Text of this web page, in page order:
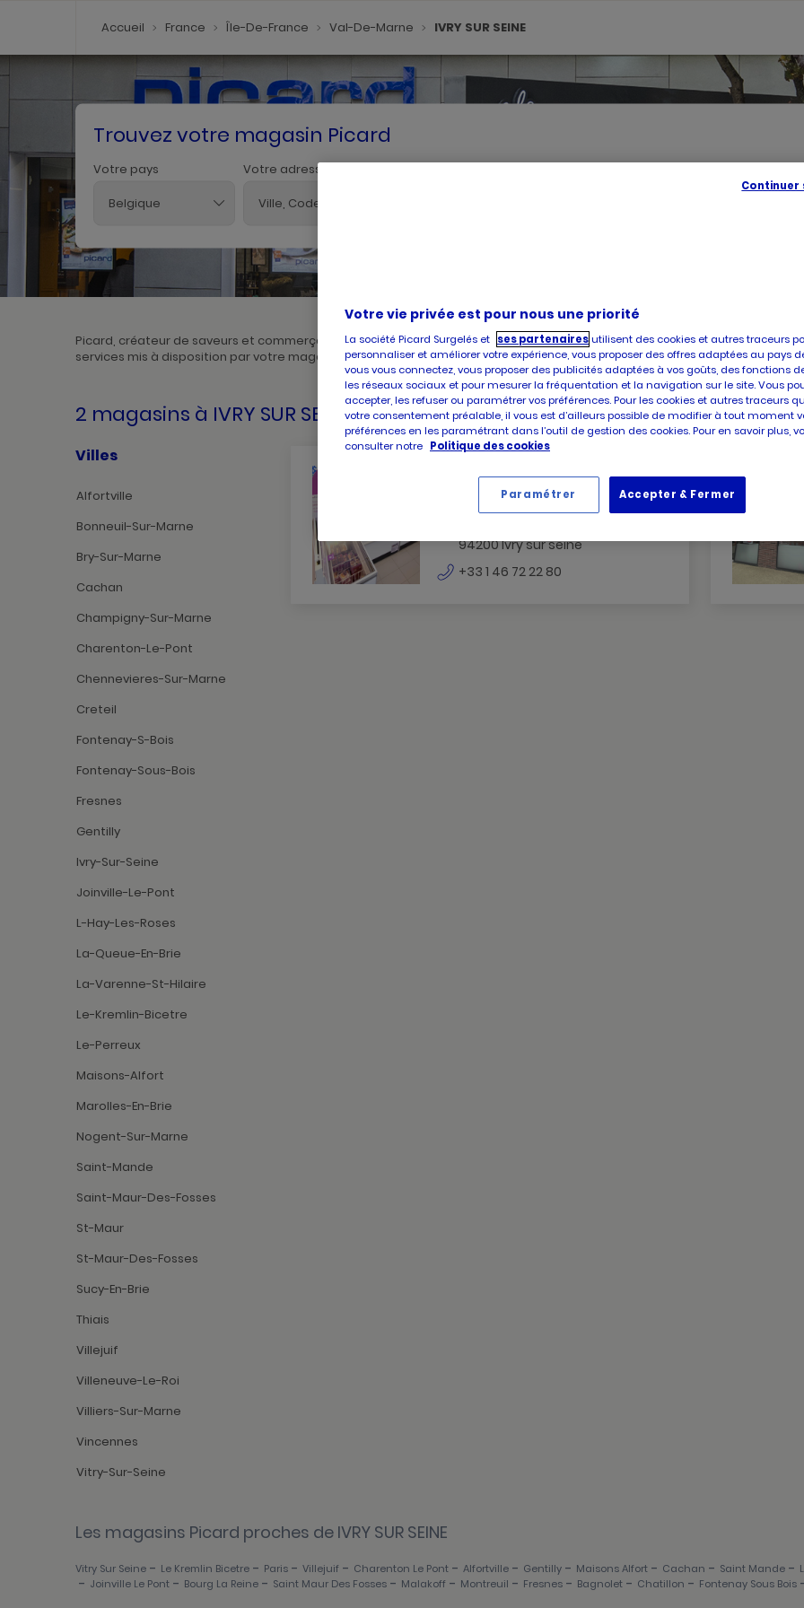
Accueil France Île-De-France Val-De-Marne IVRY SUR SEINE
Trouvez votre magasin Picard
Votre pays
Belgique
Votre adresse
Picard, créateur de saveurs et commerçant de proximité, vous accueille dans l'un de ses magasins à IVRY SUR SEINE.
services mis à disposition par votre magasin. Pour l'achat et la livraison de produits surgelés de qualité, faites confiance à
2 magasins à IVRY SUR SEINE
Villes
Alfortville
Bonneuil-Sur-Marne
Bry-Sur-Marne
Cachan
Champigny-Sur-Marne
Charenton-Le-Pont
Chennevieres-Sur-Marne
Creteil
Fontenay-S-Bois
Fontenay-Sous-Bois
Fresnes
Gentilly
Ivry-Sur-Seine
Joinville-Le-Pont
L-Hay-Les-Roses
La-Queue-En-Brie
La-Varenne-St-Hilaire
Le-Kremlin-Bicetre
Le-Perreux
Maisons-Alfort
Marolles-En-Brie
Nogent-Sur-Marne
Saint-Mande
Saint-Maur-Des-Fosses
St-Maur
St-Maur-Des-Fosses
Sucy-En-Brie
Thiais
Villejuif
Villeneuve-Le-Roi
Villiers-Sur-Marne
Vincennes
Vitry-Sur-Seine
PICARD
IVRY
SUR
Picard Ivry Sur Seine
94200 Ivry sur seine
+33 1 46 72 22 80
Les magasins Picard proches de IVRY SUR SEINE
Vitry Sur Seine - Le Kremlin Bicetre - Paris - Villejuif - Charenton Le Pont - Alfortville - Gentilly - Maisons Alfort - Cachan - Saint Mande -
- Joinville Le Pont - Bourg La Reine - Saint Maur Des Fosses - Malakoff - Montreuil - Fresnes - Bagnolet - Chatillon - Fontenay Sous Bois
Votre vie privée est pour nous une priorité
La société Picard Surgelés et ses partenairesutilisent des cookies et autres traceurs
personnaliser et améliorer votre expérience, vous proposer des offres adaptées au pays
vous vous connectez, vous proposer des publicités adaptées à vos goûts, des fonctions
les réseaux sociaux et pour mesurer la fréquentation et la navigation sur le site. Vous
accepter, les refuser ou paramétrer vos préférences. Pour les cookies et autres traceurs
votre consentement préalable, il vous est d’ailleurs possible de modifier à tout moment
préférences en les paramétrant dans l’outil de gestion des cookies. Pour en savoir plus,
consulter notre Politique des cookies
Accepter & Fermer
Paramétrer
Continuer